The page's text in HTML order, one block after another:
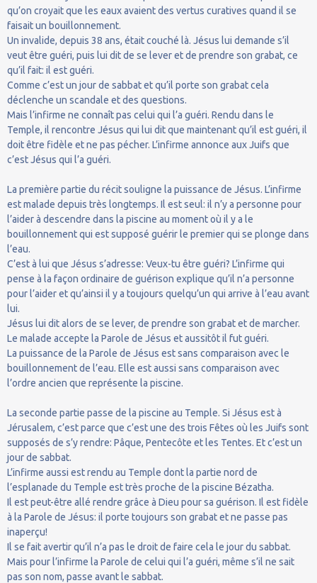
qu’on croyait que les eaux avaient des vertus curatives quand il se
faisait un bouillonnement.
Un invalide, depuis 38 ans, était couché là. Jésus lui demande s’il
veut être guéri, puis lui dit de se lever et de prendre son grabat, ce
qu’il fait: il est guéri.
Comme c’est un jour de sabbat et qu’il porte son grabat cela
déclenche un scandale et des questions.
Mais l’infirme ne connaît pas celui qui l’a guéri. Rendu dans le
Temple, il rencontre Jésus qui lui dit que maintenant qu’il est guéri, il
doit être fidèle et ne pas pécher. L’infirme annonce aux Juifs que
c’est Jésus qui l’a guéri.
La première partie du récit souligne la puissance de Jésus. L’infirme
est malade depuis très longtemps. Il est seul: il n’y a personne pour
l’aider à descendre dans la piscine au moment où il y a le
bouillonnement qui est supposé guérir le premier qui se plonge dans
l’eau.
C’est à lui que Jésus s’adresse: Veux-tu être guéri? L’infirme qui
pense à la façon ordinaire de guérison explique qu’il n’a personne
pour l’aider et qu’ainsi il y a toujours quelqu’un qui arrive à l’eau avant
lui.
Jésus lui dit alors de se lever, de prendre son grabat et de marcher.
Le malade accepte la Parole de Jésus et aussitôt il fut guéri.
La puissance de la Parole de Jésus est sans comparaison avec le
bouillonnement de l’eau. Elle est aussi sans comparaison avec
l’ordre ancien que représente la piscine.
La seconde partie passe de la piscine au Temple. Si Jésus est à
Jérusalem, c’est parce que c’est une des trois Fêtes où les Juifs sont
supposés de s’y rendre: Pâque, Pentecôte et les Tentes. Et c’est un
jour de sabbat.
L’infirme aussi est rendu au Temple dont la partie nord de
l’esplanade du Temple est très proche de la piscine Bézatha.
Il est peut-être allé rendre grâce à Dieu pour sa guérison. Il est fidèle
à la Parole de Jésus: il porte toujours son grabat et ne passe pas
inaperçu!
Il se fait avertir qu’il n’a pas le droit de faire cela le jour du sabbat.
Mais pour l’infirme la Parole de celui qui l’a guéri, même s’il ne sait
pas son nom, passe avant le sabbat.